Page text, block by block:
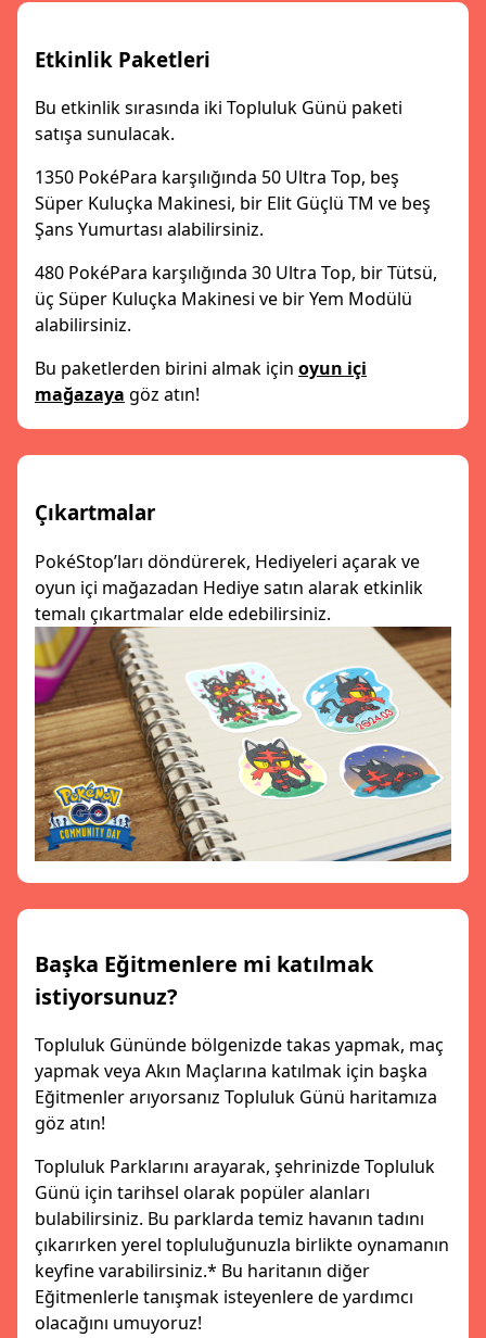
Etkinlik Paketleri
Bu etkinlik sırasında iki Topluluk Günü paketi
satışa sunulacak.
1350 PokéPara karşılığında 50 Ultra Top, beş
Süper Kuluçka Makinesi, bir Elit Güçlü TM ve beş
Şans Yumurtası alabilirsiniz.
480 PokéPara karşılığında 30 Ultra Top, bir Tütsü,
üç Süper Kuluçka Makinesi ve bir Yem Modülü
alabilirsiniz.
Bu paketlerden birini almak için oyun içi
mağazaya göz atın!
Çıkartmalar
PokéStop’ları döndürerek, Hediyeleri açarak ve
oyun içi mağazadan Hediye satın alarak etkinlik
temalı çıkartmalar elde edebilirsiniz.
Başka Eğitmenlere mi katılmak
istiyorsunuz?
Topluluk Gününde bölgenizde takas yapmak, maç
yapmak veya Akın Maçlarına katılmak için başka
Eğitmenler arıyorsanız Topluluk Günü haritamıza
göz atın!
Topluluk Parklarını arayarak, şehrinizde Topluluk
Günü için tarihsel olarak popüler alanları
bulabilirsiniz. Bu parklarda temiz havanın tadını
çıkarırken yerel topluluğunuzla birlikte oynamanın
keyfine varabilirsiniz.* Bu haritanın diğer
Eğitmenlerle tanışmak isteyenlere de yardımcı
olacağını umuyoruz!